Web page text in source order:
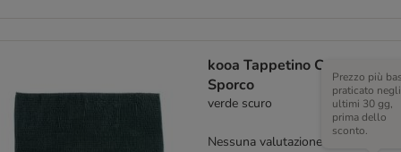
kooa Tappetino Cattura-
Sporco
verde scuro
Prezzo più
praticato negli
ultimi 30 gg,
prima dello
sconto.
Nessuna valutazione